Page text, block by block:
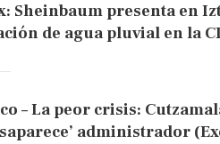
Sheinbaum presenta en
de agua pluvial en la
– La peor crisis:
administrador